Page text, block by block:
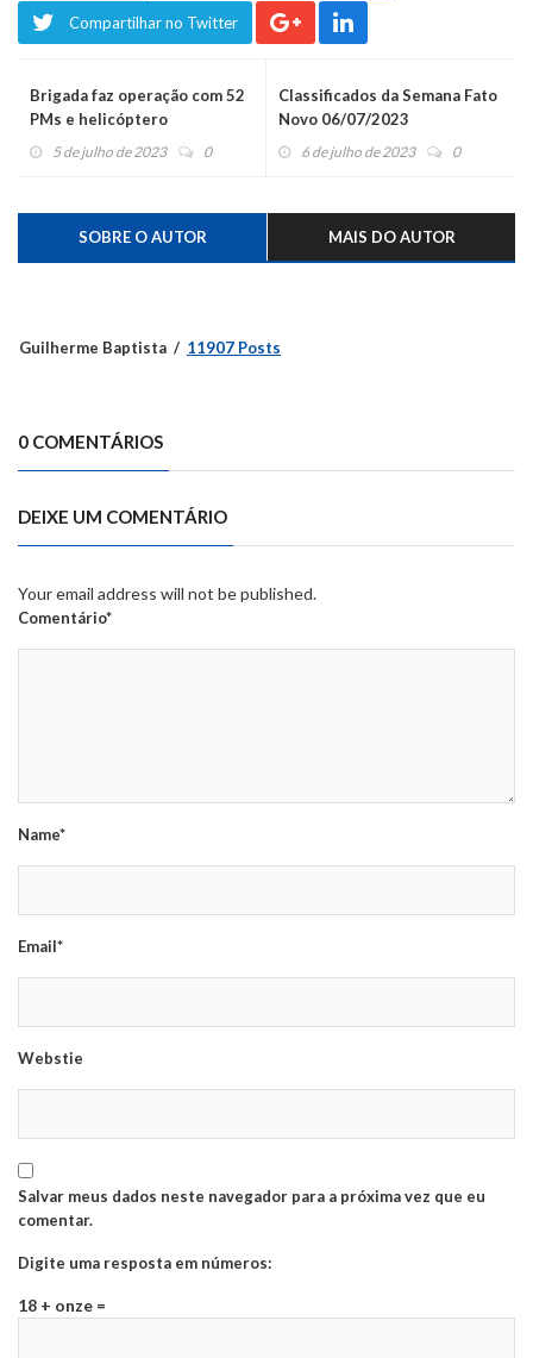
Compartilhar no Twitter
Brigada faz operação com 52
PMs e helicóptero
5 de julho de 2023 0
Classificados da Semana Fato
Novo 06/07/2023
6 de julho de 2023 0
SOBRE O AUTOR MAIS DO AUTOR
Guilherme Baptista 11907 Posts
0 COMENTÁRIOS
DEIXE UM COMENTÁRIO
Your email address will not be published.
Comentário*
Name*
Email*
Webstie
Salvar meus dados neste navegador para a próxima vez que eu
comentar.
Digite uma resposta em números:
18 + onze =